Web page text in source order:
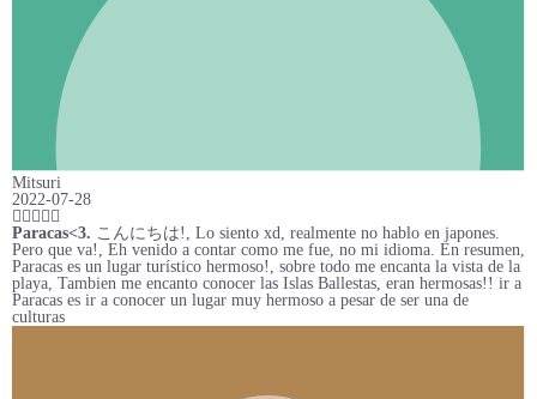
Mitsuri
2022-07-28
Paracas<3. こんにちは!, Lo siento xd, realmente no hablo en japones.
Pero que va!, Eh venido a contar como me fue, no mi idioma. En resumen,
Paracas es un lugar turístico hermoso!, sobre todo me encanta la vista de la
playa, Tambien me encanto conocer las Islas Ballestas, eran hermosas!! ir a
Paracas es ir a conocer un lugar muy hermoso a pesar de ser una de
culturas